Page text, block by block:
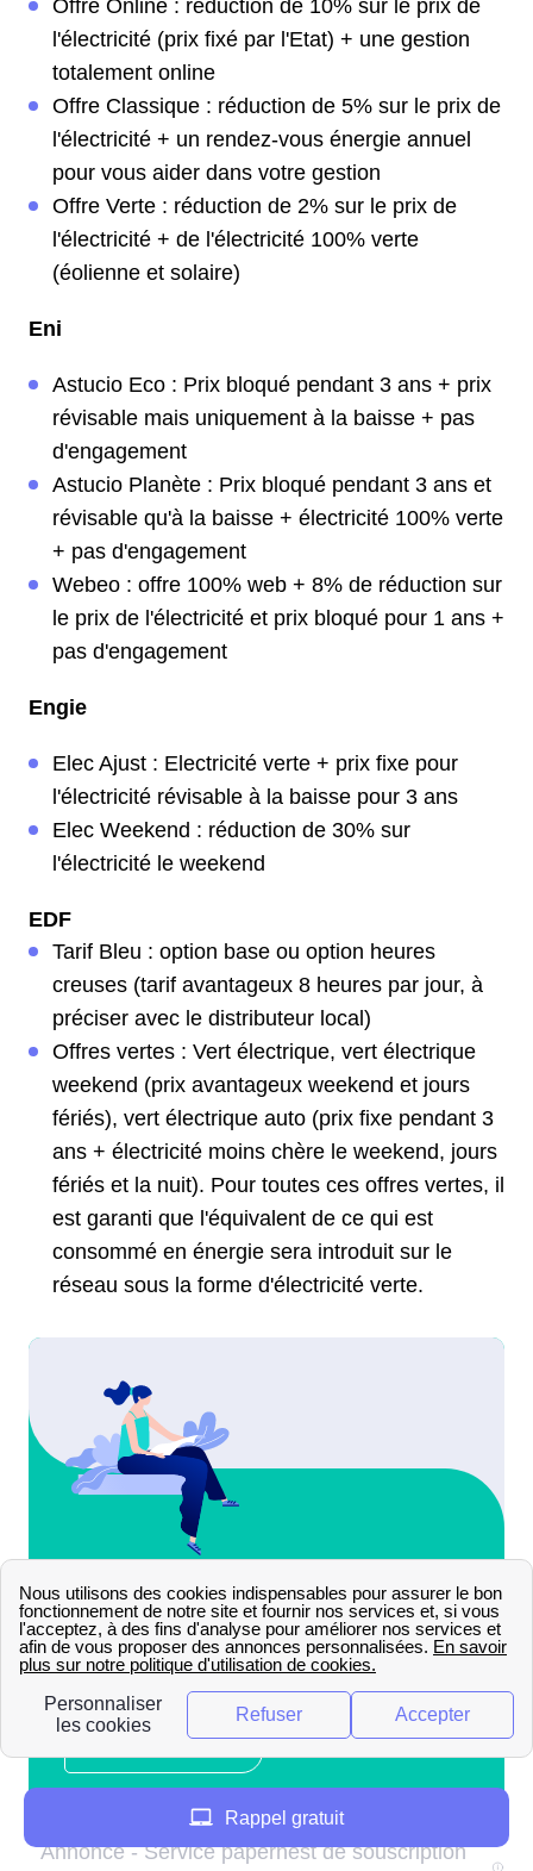
Offre Online : réduction de 10% sur le prix de
l'électricité (prix fixé par l'Etat) + une gestion
totalement online
Offre Classique : réduction de 5% sur le prix de
l'électricité + un rendez-vous énergie annuel
pour vous aider dans votre gestion
Offre Verte : réduction de 2% sur le prix de
l'électricité + de l'électricité 100% verte
(éolienne et solaire)
Eni
Astucio Eco : Prix bloqué pendant 3 ans + prix
révisable mais uniquement à la baisse + pas
d'engagement
Astucio Planète : Prix bloqué pendant 3 ans et
révisable qu'à la baisse + électricité 100% verte
+ pas d'engagement
Webeo : offre 100% web + 8% de réduction sur
le prix de l'électricité et prix bloqué pour 1 ans +
pas d'engagement
Engie
Elec Ajust : Electricité verte + prix fixe pour
l'électricité révisable à la baisse pour 3 ans
Elec Weekend : réduction de 30% sur
l'électricité le weekend
EDF
Tarif Bleu : option base ou option heures
creuses (tarif avantageux 8 heures par jour, à
préciser avec le distributeur local)
Offres vertes : Vert électrique, vert électrique
weekend (prix avantageux weekend et jours
fériés), vert électrique auto (prix fixe pendant 3
ans + électricité moins chère le weekend, jours
fériés et la nuit). Pour toutes ces offres vertes, il
est garanti que l'équivalent de ce qui est
consommé en énergie sera introduit sur le
réseau sous la forme d'électricité verte.
Rappel gratuit